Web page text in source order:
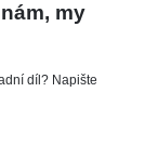
my
díl? Napište